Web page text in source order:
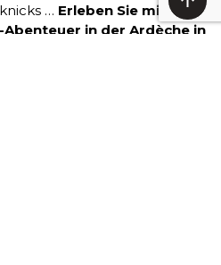
… Erleben Sie mit La
in der Ardèche in